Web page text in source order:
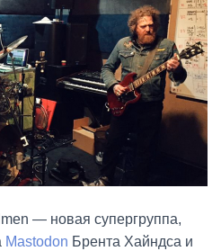
— новая супергруппа,
Mastodon Брента Хайндса и